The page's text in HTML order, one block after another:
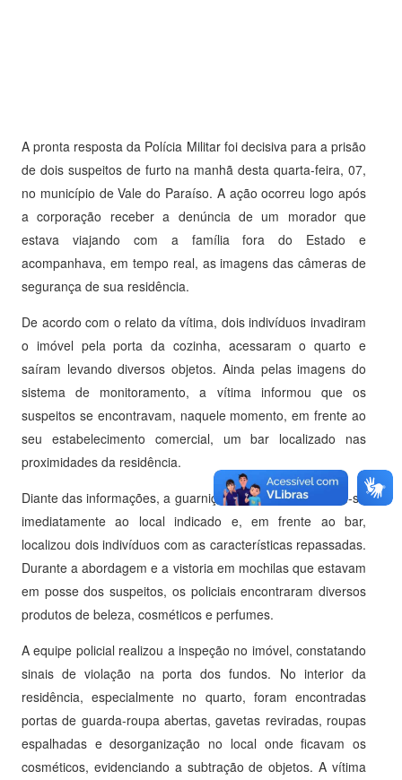
A pronta resposta da Polícia Militar foi decisiva para a prisão
de dois suspeitos de furto na manhã desta quarta-feira, 07,
no município de Vale do Paraíso. A ação ocorreu logo após
a corporação receber a denúncia de um morador que
estava viajando com a família fora do Estado e
acompanhava, em tempo real, as imagens das câmeras de
segurança de sua residência.
De acordo com o relato da vítima, dois indivíduos invadiram
o imóvel pela porta da cozinha, acessaram o quarto e
saíram levando diversos objetos. Ainda pelas imagens do
sistema de monitoramento, a vítima informou que os
suspeitos se encontravam, naquele momento, em frente ao
seu estabelecimento comercial, um bar localizado nas
proximidades da residência.
Diante das informações, a guarnição de serviço deslocou-se
imediatamente ao local indicado e, em frente ao bar,
localizou dois indivíduos com as características repassadas.
Durante a abordagem e a vistoria em mochilas que estavam
em posse dos suspeitos, os policiais encontraram diversos
produtos de beleza, cosméticos e perfumes.
A equipe policial realizou a inspeção no imóvel, constatando
sinais de violação na porta dos fundos. No interior da
residência, especialmente no quarto, foram encontradas
portas de guarda-roupa abertas, gavetas reviradas, roupas
espalhadas e desorganização no local onde ficavam os
cosméticos, evidenciando a subtração de objetos. A vítima